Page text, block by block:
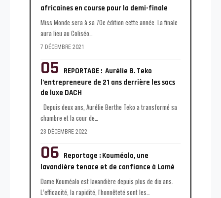
africaines en course pour la demi-finale
Miss Monde sera à sa 70e édition cette année. La finale
aura lieu au Coliséo…
7 DÉCEMBRE 2021
REPORTAGE : Aurélie B. Teko
l’entrepreneure de 21 ans derrière les sacs
de luxe DACH
Depuis deux ans, Aurélie Berthe Teko a transformé sa
chambre et la cour de…
23 DÉCEMBRE 2022
Reportage : Kouméalo, une
lavandière tenace et de confiance à Lomé
Dame Kouméalo est lavandière depuis plus de dix ans.
L’efficacité, la rapidité, l'honnêteté sont les…